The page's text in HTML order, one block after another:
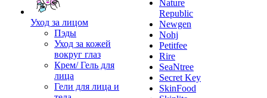
Уход за лицом
Пэды
Уход за кожей
вокруг глаз
Крем/ Гель для
лица
Гели для лица и
Nature
Republic
Newgen
Nohj
Petitfee
Rire
SeaNtree
Secret Key
SkinFood